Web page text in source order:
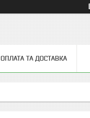
ОПЛАТА ТА ДОСТАВКА